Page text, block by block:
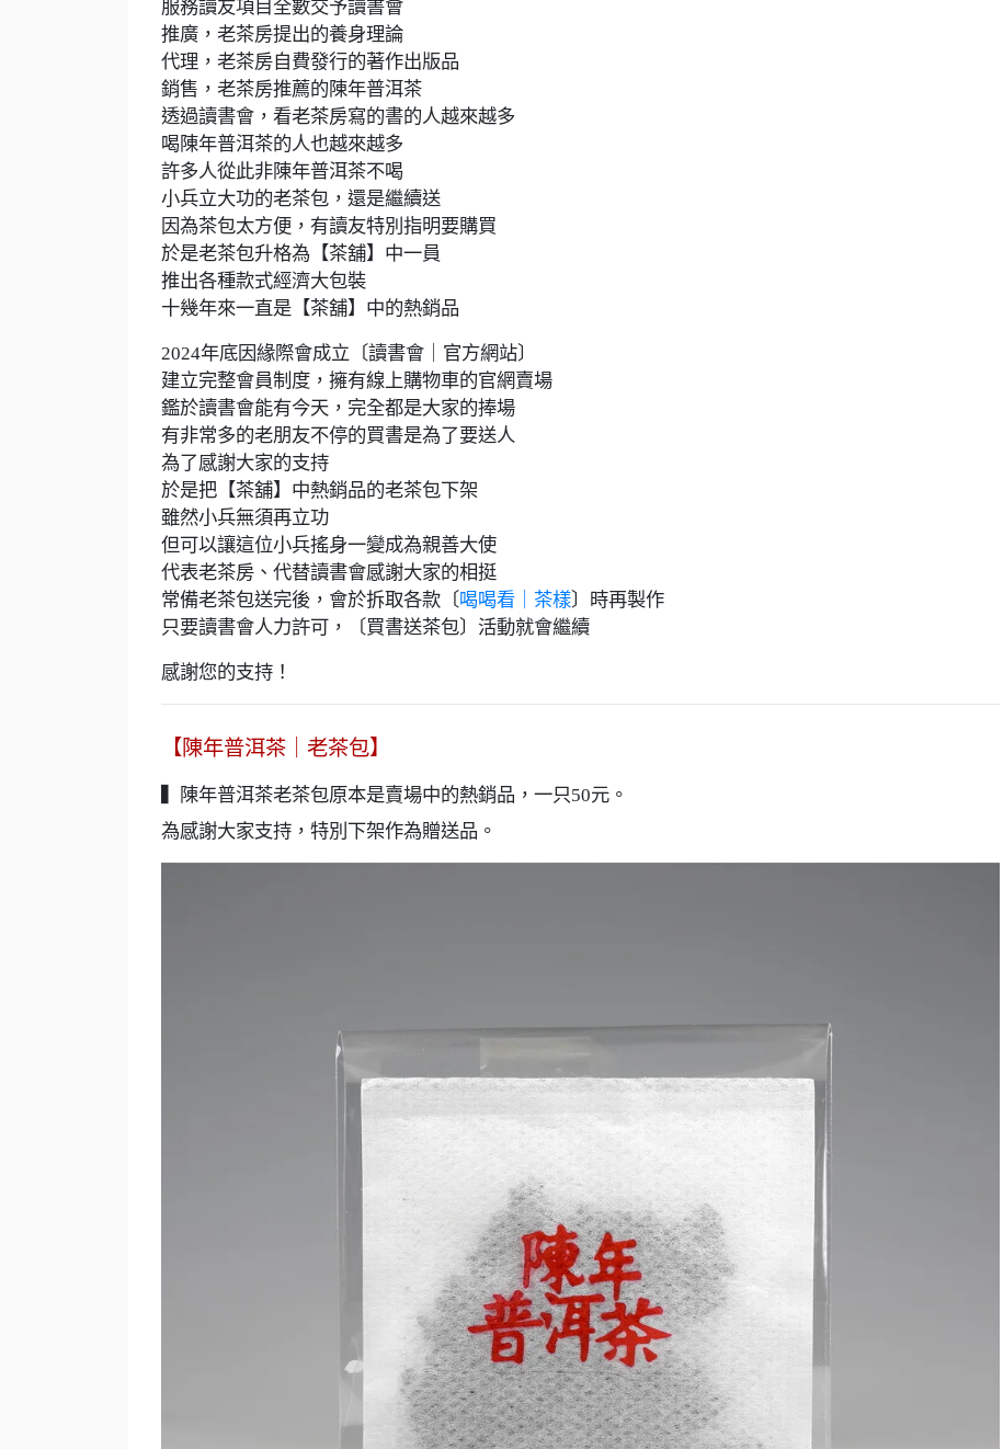
服務讀友項目全數交予讀書會
推廣，老茶房提出的養身理論
代理，老茶房自費發行的著作出版品
銷售，老茶房推薦的陳年普洱茶
透過讀書會，看老茶房寫的書的人越來越多
喝陳年普洱茶的人也越來越多
許多人從此非陳年普洱茶不喝
小兵立大功的老茶包，還是繼續送
因為茶包太方便，有讀友特別指明要購買
於是老茶包升格為【茶舖】中一員
推出各種款式經濟大包裝
十幾年來一直是【茶舖】中的熱銷品
2024年底因緣際會成立〔讀書會｜官方網站〕
建立完整會員制度，擁有線上購物車的官網賣場
鑑於讀書會能有今天，完全都是大家的捧場
有非常多的老朋友不停的買書是為了要送人
為了感謝大家的支持
於是把【茶舖】中熱銷品的老茶包下架
雖然小兵無須再立功
但可以讓這位小兵搖身一變成為親善大使
代表老茶房、代替讀書會感謝大家的相挺
常備老茶包送完後，會於拆取各款〔喝喝看｜茶樣〕時再製作
只要讀書會人力許可，〔買書送茶包〕活動就會繼續
感謝您的支持！
【陳年普洱茶｜老茶包】
▍陳年普洱茶老茶包原本是賣場中的熱銷品，一只50元。
為感謝大家支持，特別下架作為贈送品。